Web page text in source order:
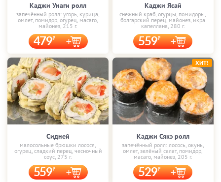
Каджи Унаги ролл
запечённый ролл: угорь, курица,
омлет, помидор, огурец, масаго,
майонез, 215 г.
479
Каджи Ясай
снежный краб, огурцы, помидоры,
болгарский перец, майонез, икра
капеллана, 280 г.
559
Сидней
малосольные брюшки лосося,
огурец, сладкий перец, чесночный
соус, 275 г.
559
Каджи Сякэ ролл
запечённый ролл: лосось, окунь,
омлет, зелёный салат, помидор,
масаго, майонез, 205 г.
529
ХИТ!